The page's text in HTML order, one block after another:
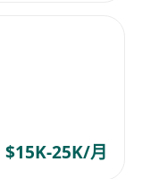
$15K-25K/月